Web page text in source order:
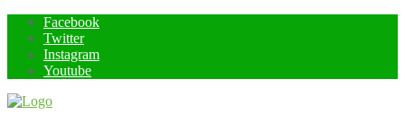
Skip
content
Facebook
Twitter
Instagram
Youtube